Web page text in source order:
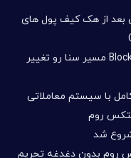
بعد از هک کیف پول های
قانون CLARITY آمریکا - حمایت Block مسیر سنا رو تغییر
با سیستم معاملاتی
روم بدون دغدغه تحریم